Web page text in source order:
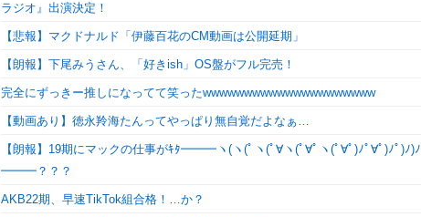
ラジオ』出演決定！
【悲報】マクドナルド「伊藤百花のCM動画は公開延期」
【朗報】下尾みうさん、「好きish」OS盤がフル完売！
完全にずっきー推しになってて笑ったwwwwwwwwwwwwwwwwwwwww
【動画あり】徳永羚海たんってやっぱり無自覚だよなぁ…
【朗報】19期にマックの仕事がｷﾀ━━━ヽ(ヽ(ﾟヽ(ﾟ∀ヽ(ﾟ∀ﾟヽ(ﾟ∀ﾟ)ﾉﾟ∀ﾟ)ﾉﾟ)ﾉ)ﾉ
━━━？？？
AKB22期、早速TikTok組合格！…か？